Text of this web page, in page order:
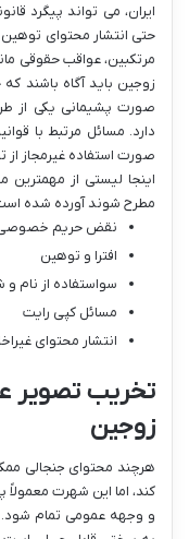
ایران، می تواند پیگرد
حتی انتشار محتوای
مرتکبین، عواقب حقوقی
زوجین باید آگاه باشند
صورت پشیمانی یکی از
دارد. مسائل مرتبط با
صورت استفاده غیرمجاز
اینجا لیستی از
مطرح شوند آورده شده
نقض حریم
افترا و توهین
سواستفاده از نام
مسائل کپی رایت
انتشار محتوای
تخریب تصویر
زوجین
هرچند محتوای جنجالی
کند، اما این شهرت
و وجهه عمومی تمام